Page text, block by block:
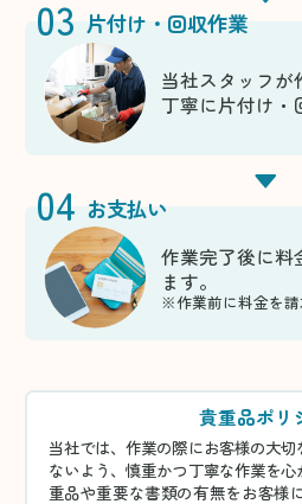
03 片付け・回収作業
当社スタッフが
丁寧に片付け・
04 お支払い
作業完了後に料
ます。
※作業前に料金を請
貴重品ポリ
当社では、作業の際にお客様の大
ないよう、慎重かつ丁寧な作業を
重品や重要な書類の有無をお客様